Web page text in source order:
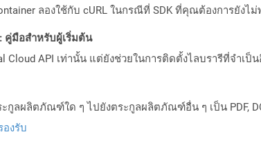
ลองใช้กับ cURL ในกรณีที่ SDK ที่คุณต้องการยังไ
คู่มือสำหรับผู้เริ่มต้น
Cloud API เท่านั้น แต่ยังช่วยในการติดตั้งไลบรารีที่จำเป็
ผลิตภัณฑ์ใด ๆ ไปยังตระกูลผลิตภัณฑ์อื่น ๆ เป็น PDF,
งรับ